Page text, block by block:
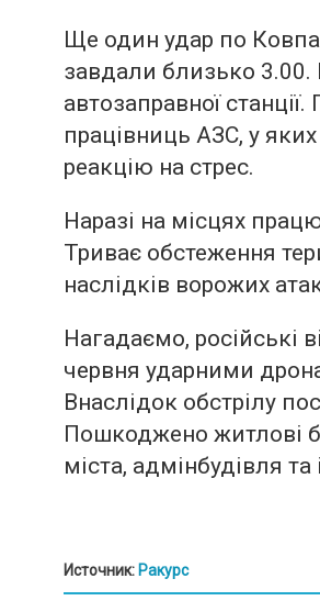
Ще один удар по
завдали близько 3.00.
автозаправної
працівниць АЗС, у
реакцію на стрес.
Наразі на місцях
Триває обстеження
наслідків ворожих
Нагадаємо, російські
червня ударними
Внаслідок обстрілу
Пошкоджено житлові
міста, адмінбудівля та
Источник: Ракурс